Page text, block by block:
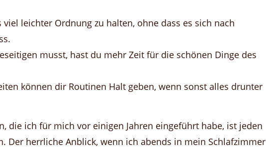
leichter Ordnung zu halten, ohne dass es sich nach
musst, hast du mehr Zeit für die schönen Dinge des
können dir Routinen Halt geben, wenn sonst alles drunter
die ich für mich vor einigen Jahren eingeführt habe, ist jeden
Der herrliche Anblick, wenn ich abends in mein Schlafzimmer